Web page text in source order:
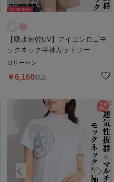
%OFF
30%OFF
【吸水速乾UV】アイコンロゴモ
ックネック半袖カットソー
ロサーセン
￥6,160税込